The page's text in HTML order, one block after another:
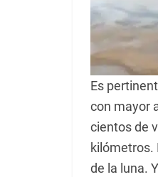
Es
con mayor
cientos de
kilómetros.
de la luna.